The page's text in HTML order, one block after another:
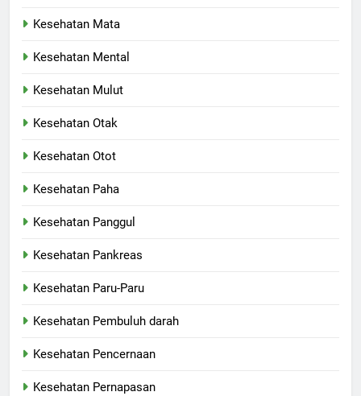
Kesehatan Mata
Kesehatan Mental
Kesehatan Mulut
Kesehatan Otak
Kesehatan Otot
Kesehatan Paha
Kesehatan Panggul
Kesehatan Pankreas
Kesehatan Paru-Paru
Kesehatan Pembuluh darah
Kesehatan Pencernaan
Kesehatan Pernapasan